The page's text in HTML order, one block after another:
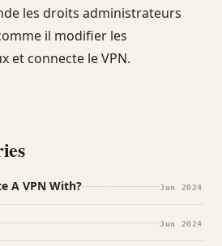
les droits administrateurs
il modifier les
et connecte le VPN.
A VPN With? Jun 2024
Jun 2024